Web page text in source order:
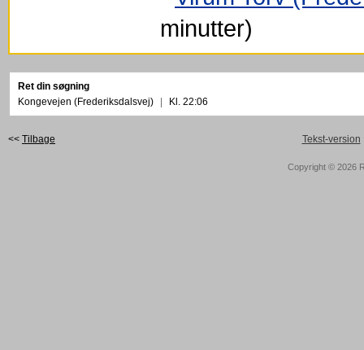
minutter)
Ret din søgning
Kongevejen (Frederiksdalsvej)
Kl. 22:06
<< Tilbage Tekst-version
Copyright © 2026